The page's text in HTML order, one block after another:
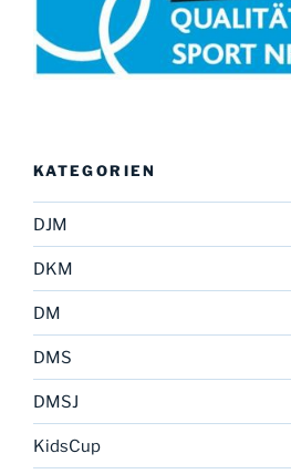
KATEGORIEN
DJM
DKM
DM
DMS
DMSJ
KidsCup